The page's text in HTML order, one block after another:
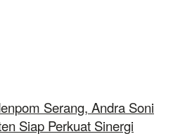
Serang, Andra Soni
Siap Perkuat Sinergi